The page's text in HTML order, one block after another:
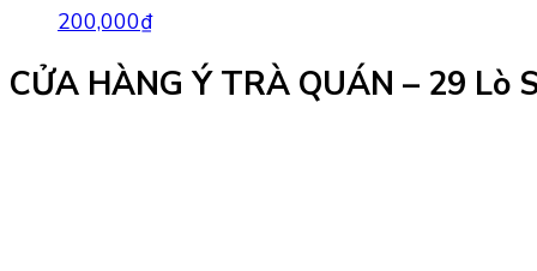
200,000₫
CỬA HÀNG Ý TRÀ QUÁN – 29 Lò